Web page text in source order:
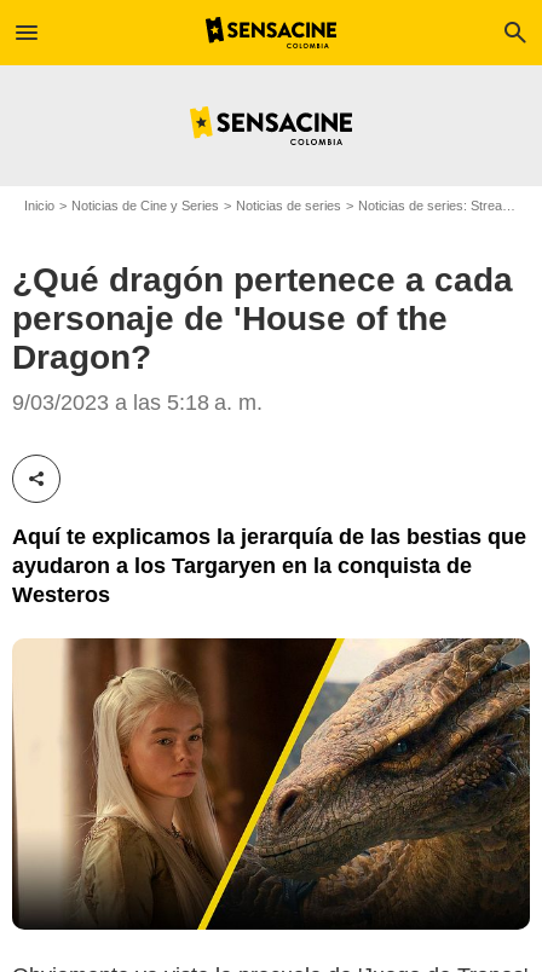
menu search
Inicio Noticias de Cine y Series Noticias de series Noticias de series: Streaming
¿Qué dragón pertenece a cada
personaje de 'House of the
Dragon?
9/03/2023 a las 5:18 a. m.
Compartir esta noticia
Aquí te explicamos la jerarquía de las bestias que
ayudaron a los Targaryen en la conquista de
Westeros